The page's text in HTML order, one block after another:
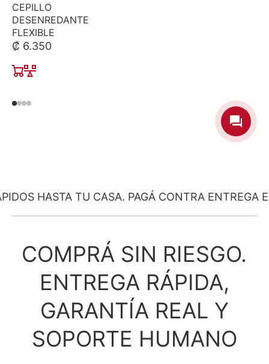
CEPILLO
DESENREDANTE
FLEXIBLE
₡ 6.350
TU CASA. PAGÁ CONTRA ENTREGA EN
COMPRÁ SIN RIESGO.
ENTREGA RÁPIDA,
GARANTÍA REAL Y
SOPORTE HUMANO